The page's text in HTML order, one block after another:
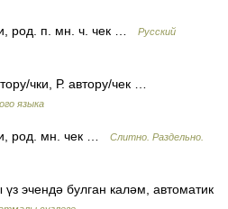
род. п. мн. ч. чек …
Русский
чки, Р. автору/чек …
языка
род. мн. чек …
Слитно. Раздельно.
эчендә булган каләм, автоматик